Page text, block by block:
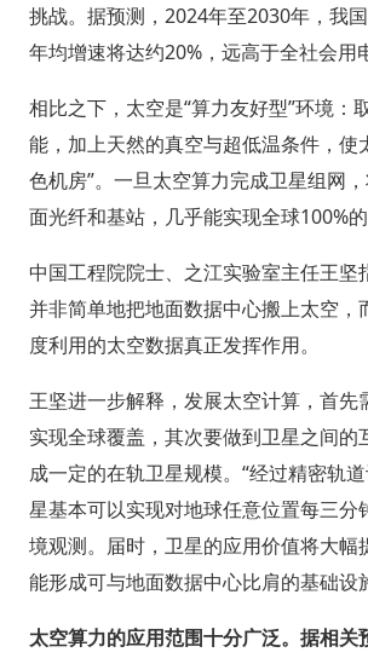
挑战。据预测，2024年至2030年，我
年均增速将达约20%，远高于全社会用
相比之下，太空是“算力友好型”环境：
能，加上天然的真空与超低温条件，使
色机房”。一旦太空算力完成卫星组网
面光纤和基站，几乎能实现全球100%的
中国工程院院士、之江实验室主任王坚
并非简单地把地面数据中心搬上太空，
度利用的太空数据真正发挥作用。
王坚进一步解释，发展太空计算，首先
实现全球覆盖，其次要做到卫星之间的
成一定的在轨卫星规模。“经过精密轨
星基本可以实现对地球任意位置每三分
境观测。届时，卫星的应用价值将大幅
能形成可与地面数据中心比肩的基础设
太空算力的应用范围十分广泛。据相关